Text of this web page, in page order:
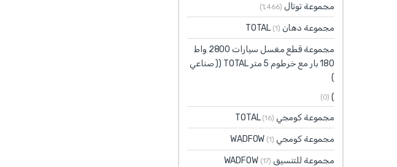
مجموعة توتال (1٬466)
مجموعة دهان TOTAL (1)
مجموعة قطع مغسل سيارات 2800 واط
180 بار مع خرطوم 5 متر TOTAL (( صناعي
)
)
(0)
مجموعة كومجي TOTAL (16)
مجموعة كومجي WADFOW (1)
مجموعة للتنسيق WADFOW (17)